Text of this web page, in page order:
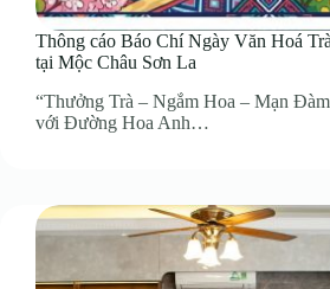
Thông cáo Báo Chí Ngày Văn Hoá
tại Mộc Châu Sơn La
“Thưởng Trà – Ngắm Hoa – Mạn
với Đường Hoa Anh…